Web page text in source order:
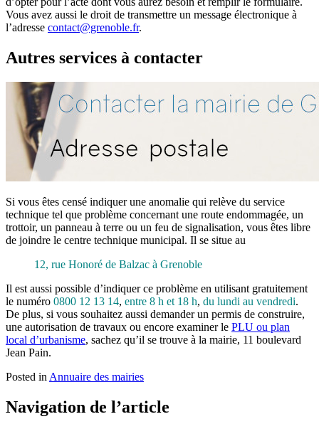
Vous avez aussi le droit de transmettre un message électronique à
l’adresse contact@grenoble.fr.
Autres services à contacter
Si vous êtes censé indiquer une anomalie qui relève du service
technique tel que problème concernant une route endommagée, un
trottoir, un panneau à terre ou un feu de signalisation, vous êtes libre
de joindre le centre technique municipal. Il se situe au
12, rue Honoré de Balzac à Grenoble
Il est aussi possible d’indiquer ce problème en utilisant gratuitement
le numéro 0800 12 13 14, entre 8 h et 18 h, du lundi au vendredi.
De plus, si vous souhaitez aussi demander un permis de construire,
une autorisation de travaux ou encore examiner le PLU ou plan
local d’urbanisme, sachez qu’il se trouve à la mairie, 11 boulevard
Jean Pain.
Posted in Annuaire des mairies
Navigation de l’article